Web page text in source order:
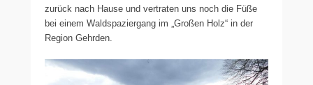
zurück nach Hause und vertraten uns noch die Füße
bei einem Waldspaziergang im „Großen Holz“ in der
Region Gehrden.